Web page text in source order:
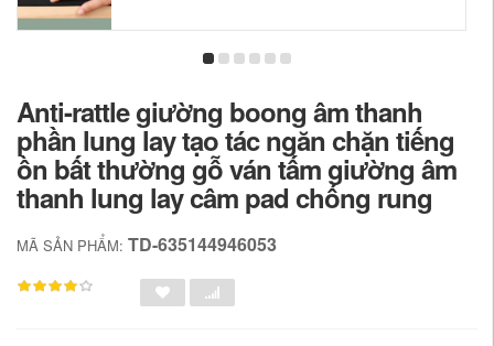
Anti-rattle giường boong âm thanh
phần lung lay tạo tác ngăn chặn tiếng
ồn bất thường gỗ ván tấm giường âm
thanh lung lay câm pad chống rung
MÃ SẢN PHẨM: TD-635144946053